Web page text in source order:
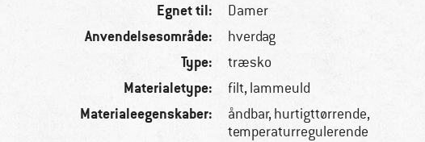
Egnet til: Damer
Anvendelsesområde: hverdag
Type: træsko
Materialetype: filt, lammeuld
Materialeegenskaber:
åndbar, hurtigttørrende,
temperaturregulerende